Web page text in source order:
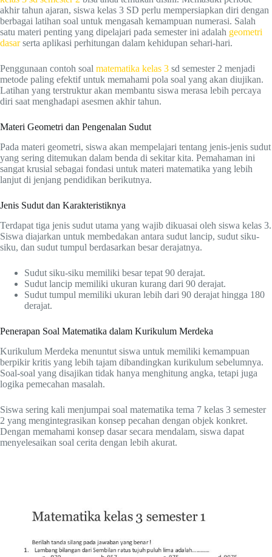
akhir tahun ajaran, siswa kelas 3 SD perlu mempersiapkan diri dengan
berbagai latihan soal untuk mengasah kemampuan numerasi. Salah
satu materi penting yang dipelajari pada semester ini adalah geometri
dasarserta aplikasi perhitungan dalam kehidupan sehari-hari.
Penggunaan contoh soal matematika kelas 3 sd semester 2 menjadi
metode paling efektif untuk memahami pola soal yang akan diujikan.
Latihan yang terstruktur akan membantu siswa merasa lebih percaya
diri saat menghadapi asesmen akhir tahun.
Materi Geometri dan Pengenalan Sudut
Pada materi geometri, siswa akan mempelajari tentang jenis-jenis sudut
yang sering ditemukan dalam benda di sekitar kita. Pemahaman ini
sangat krusial sebagai fondasi untuk materi matematika yang lebih
lanjut di jenjang pendidikan berikutnya.
Jenis Sudut dan Karakteristiknya
Terdapat tiga jenis sudut utama yang wajib dikuasai oleh siswa kelas 3.
Siswa diajarkan untuk membedakan antara sudut lancip, sudut siku-
siku, dan sudut tumpul berdasarkan besar derajatnya.
Sudut siku-siku memiliki besar tepat 90 derajat.
Sudut lancip memiliki ukuran kurang dari 90 derajat.
Sudut tumpul memiliki ukuran lebih dari 90 derajat hingga 180
derajat.
Penerapan Soal Matematika dalam Kurikulum Merdeka
Kurikulum Merdeka menuntut siswa untuk memiliki kemampuan
berpikir kritis yang lebih tajam dibandingkan kurikulum sebelumnya.
Soal-soal yang disajikan tidak hanya menghitung angka, tetapi juga
logika pemecahan masalah.
Siswa sering kali menjumpai soal matematika tema 7 kelas 3 semester
2 yang mengintegrasikan konsep pecahan dengan objek konkret.
Dengan memahami konsep dasar secara mendalam, siswa dapat
menyelesaikan soal cerita dengan lebih akurat.